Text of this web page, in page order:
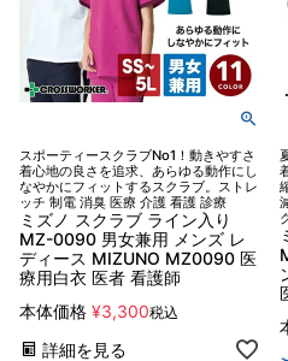
スポーティースクラブNo1！動きやすさ
着心地の良さを追求、あらゆる動作にし
なやかにフィットするスクラブ。ストレ
ッチ 制電 消臭 医療 介護 看護 診療
ミズノ スクラブ ライン入り
MZ-0090 男女兼用 メンズ レ
ディース MIZUNO MZ0090 医
療用白衣 医者 看護師
本体価格 ¥3,300税込
詳細を見る